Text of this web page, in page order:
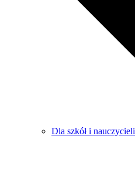
Dla szkół i nauczycieli